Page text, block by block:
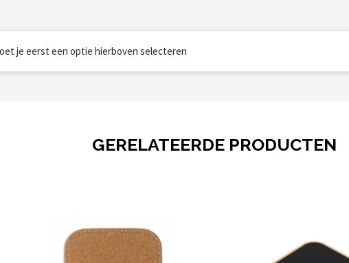
je eerst een optie hierboven selecteren
GERELATEERDE PRODUCTEN